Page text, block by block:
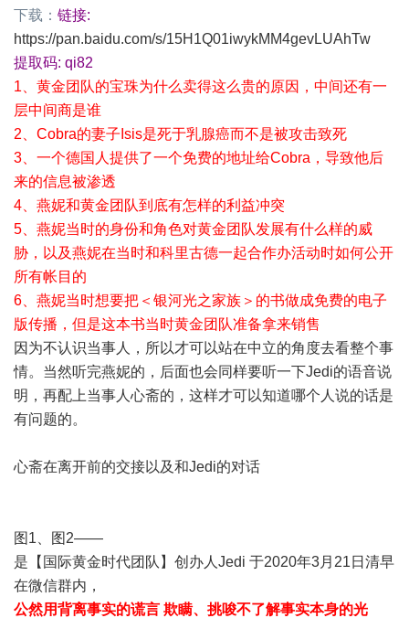
下载： 链接:
https://pan.baidu.com/s/15H1Q01iwykMM4gevLUAhTw
提取码: qi82
1、黄金团队的宝珠为什么卖得这么贵的原因，中间还有一
层中间商是谁
2、Cobra的妻子Isis是死于乳腺癌而不是被攻击致死
3、一个德国人提供了一个免费的地址给Cobra，导致他后
来的信息被渗透
4、燕妮和黄金团队到底有怎样的利益冲突
5、燕妮当时的身份和角色对黄金团队发展有什么样的威
胁，以及燕妮在当时和科里古德一起合作办活动时如何公开
所有帐目的
6、燕妮当时想要把＜银河光之家族＞的书做成免费的电子
版传播，但是这本书当时黄金团队准备拿来销售
因为不认识当事人，所以才可以站在中立的角度去看整个事
情。当然听完燕妮的，后面也会同样要听一下Jedi的语音说
明，再配上当事人心斋的，这样才可以知道哪个人说的话是
有问题的。
心斋在离开前的交接以及和Jedi的对话
图1、图2——
是【国际黄金时代团队】创办人Jedi 于2020年3月21日清早
在微信群内，
公然用背离事实的谎言 欺瞒、挑唆不了解事实本身的光